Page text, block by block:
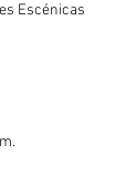
Escénicas